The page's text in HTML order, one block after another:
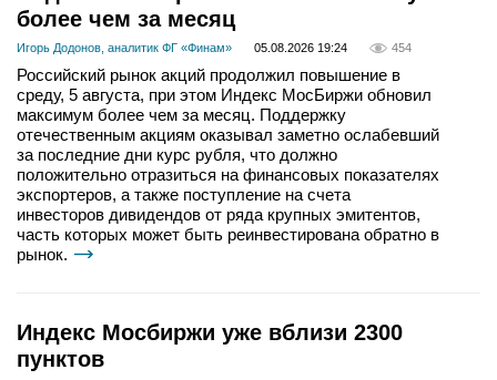
более чем за месяц
Игорь Додонов, аналитик ФГ «Финам» 05.08.2026 19:24 454
Российский рынок акций продолжил повышение в
среду, 5 августа, при этом Индекс МосБиржи обновил
максимум более чем за месяц. Поддержку
отечественным акциям оказывал заметно ослабевший
за последние дни курс рубля, что должно
положительно отразиться на финансовых показателях
экспортеров, а также поступление на счета
инвесторов дивидендов от ряда крупных эмитентов,
часть которых может быть реинвестирована обратно в
рынок.
Индекс Мосбиржи уже вблизи 2300
пунктов